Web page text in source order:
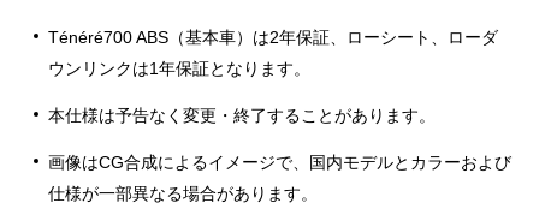
Ténéré700 ABS（基本車）は2年保証、ローシート、ローダ
ウンリンクは1年保証となります。
本仕様は予告なく変更・終了することがあります。
画像はCG合成によるイメージで、国内モデルとカラーおよび
仕様が一部異なる場合があります。